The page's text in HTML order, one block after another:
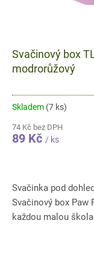
Svačinový box
modrorůžový
Skladem (7 ks)
74 Kč bez DPH
89 Kč / ks
Svačinka pod
Svačinový box Paw
každou malou